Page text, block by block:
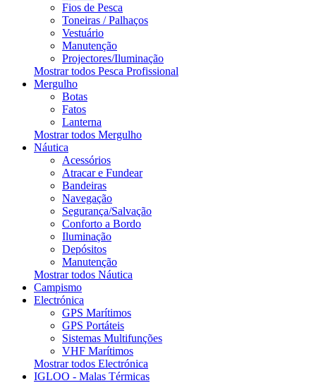
Fios de Pesca
Toneiras / Palhaços
Vestuário
Manutenção
Projectores/Iluminação
Mostrar todos Pesca Profissional
Mergulho
Botas
Fatos
Lanterna
Mostrar todos Mergulho
Náutica
Acessórios
Atracar e Fundear
Bandeiras
Navegação
Segurança/Salvação
Conforto a Bordo
Iluminação
Depósitos
Manutenção
Mostrar todos Náutica
Campismo
Electrónica
GPS Marítimos
GPS Portáteis
Sistemas Multifunções
VHF Marítimos
Mostrar todos Electrónica
IGLOO - Malas Térmicas